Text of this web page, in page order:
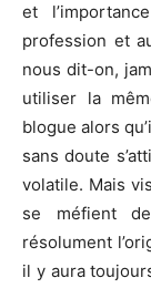
et
profession et
nous dit-on,
utiliser la
blogue alors
sans doute
volatile. Mais
se méfient
résolument
il y aura